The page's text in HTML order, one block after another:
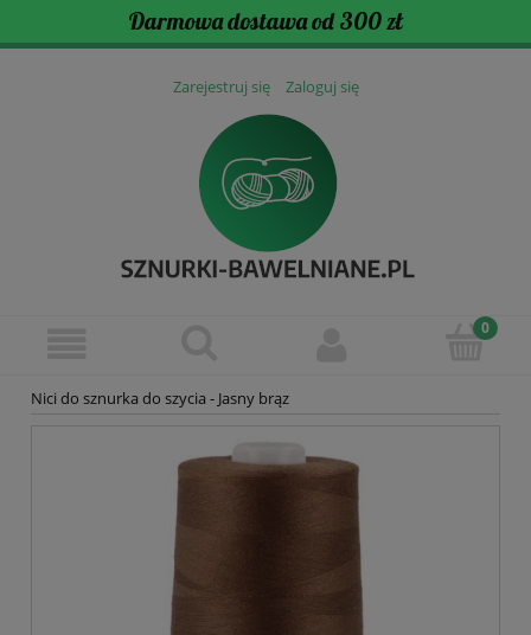
Darmowa dostawa od 300 zł
Zarejestruj się Zaloguj się
Nici do sznurka do szycia - Jasny brąz